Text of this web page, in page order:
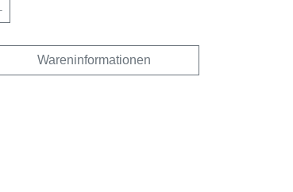
Wareninformationen